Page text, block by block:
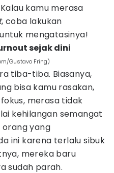
kamu merasa
, coba lakukan
mengatasinya!
sejak dini
Gustavo Fring)
tiba-tiba. Biasanya,
bisa kamu rasakan,
merasa tidak
kehilangan semangat
orang yang
ini karena terlalu sibuk
mereka baru
sudah parah.